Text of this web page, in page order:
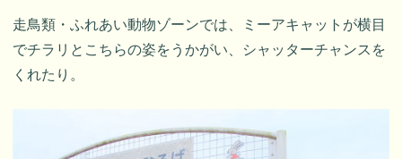
走鳥類・ふれあい動物ゾーンでは、ミーアキャットが横目
でチラリとこちらの姿をうかがい、シャッターチャンスを
くれたり。